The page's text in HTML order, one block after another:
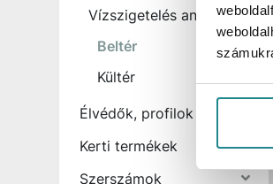
Vízszigetelés anyagai
Beltér
Kültér
Élvédők, profilok
Kerti termékek
Szerszámok